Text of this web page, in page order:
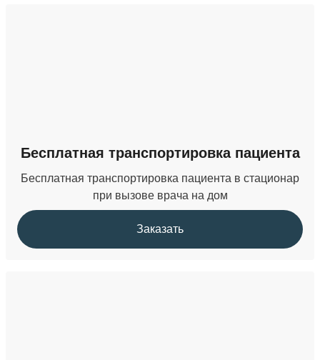
Бесплатная транспортировка пациента
Бесплатная транспортировка пациента в стационар
при вызове врача на дом
Заказать